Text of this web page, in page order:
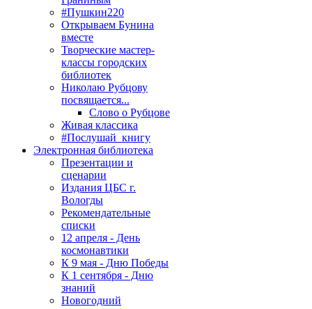
#Пушкин220
Открываем Бунина
вместе
Творческие мастер-
классы городских
библиотек
Николаю Рубцову
посвящается...
Слово о Рубцове
Живая классика
#Послушай_книгу
Электронная библиотека
Презентации и
сценарии
Издания ЦБС г.
Вологды
Рекомендательные
списки
12 апреля - День
космонавтики
К 9 мая - Дню Победы
К 1 сентября - Дню
знаний
Новогодний